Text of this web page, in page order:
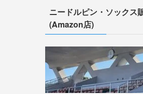
ニードルピン・ソックス
(Amazon店)